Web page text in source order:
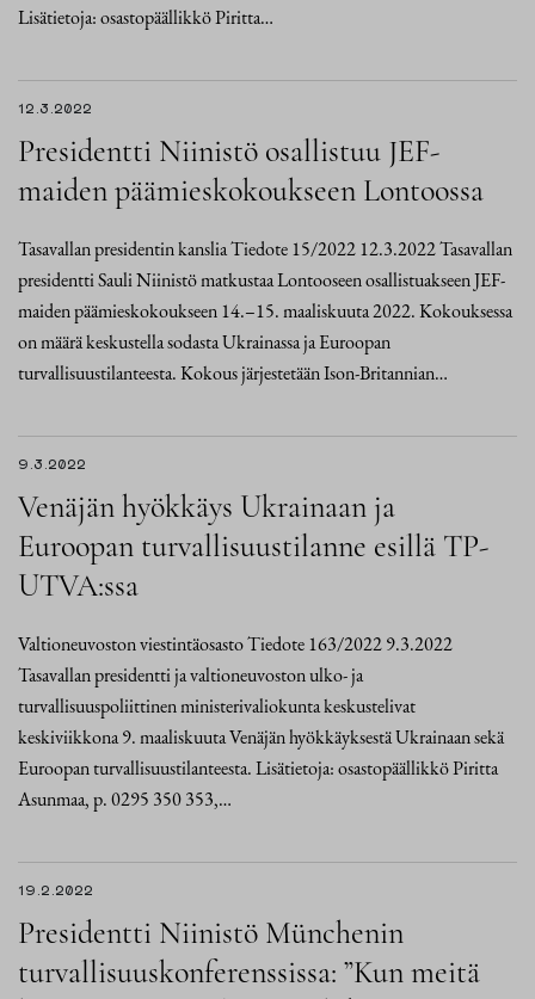
Lisätietoja: osastopäällikkö Piritta…
12.3.2022
Presidentti Niinistö osallistuu JEF-
maiden päämieskokoukseen Lontoossa
Tasavallan presidentin kanslia Tiedote 15/2022 12.3.2022 Tasavallan
presidentti Sauli Niinistö matkustaa Lontooseen osallistuakseen JEF-
maiden päämieskokoukseen 14.–15. maaliskuuta 2022. Kokouksessa
on määrä keskustella sodasta Ukrainassa ja Euroopan
turvallisuustilanteesta. Kokous järjestetään Ison-Britannian…
9.3.2022
Venäjän hyökkäys Ukrainaan ja
Euroopan turvallisuustilanne esillä TP-
UTVA:ssa
Valtioneuvoston viestintäosasto Tiedote 163/2022 9.3.2022
Tasavallan presidentti ja valtioneuvoston ulko- ja
turvallisuuspoliittinen ministerivaliokunta keskustelivat
keskiviikkona 9. maaliskuuta Venäjän hyökkäyksestä Ukrainaan sekä
Euroopan turvallisuustilanteesta. Lisätietoja: osastopäällikkö Piritta
Asunmaa, p. 0295 350 353,…
19.2.2022
Presidentti Niinistö Münchenin
turvallisuuskonferenssissa: ”Kun meitä